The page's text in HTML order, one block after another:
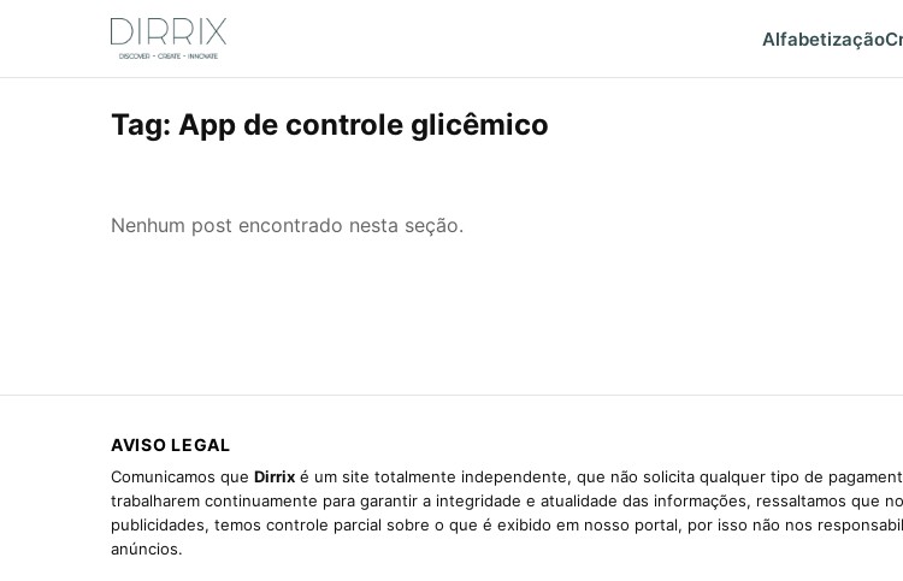
Alfabetização
Tag: App de controle glicêmico
Nenhum post encontrado nesta seção.
AVISO LEGAL
Comunicamos que Dirrix é um site totalmente independente, que não solicita qualquer tipo de
trabalharem continuamente para garantir a integridade e atualidade das informações, ressaltamos que
publicidades, temos controle parcial sobre o que é exibido em nosso portal, por isso não nos
anúncios.